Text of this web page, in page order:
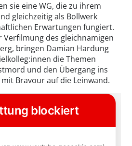
sie eine WG, die zu ihrem
gleichzeitig als Bollwerk
Erwartungen fungiert.
Verfilmung des gleichnamigen
bringen Damian Hardung
die Themen
und den Übergang ins
Bravour auf die Leinwand.